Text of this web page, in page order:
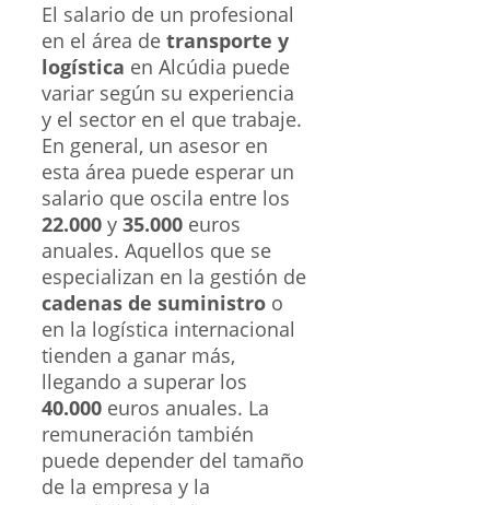
El salario de un profesional
en el área de transporte y
logística en Alcúdia puede
variar según su experiencia
y el sector en el que trabaje.
En general, un asesor en
esta área puede esperar un
salario que oscila entre los
22.000 y 35.000 euros
anuales. Aquellos que se
especializan en la gestión de
cadenas de suministro o
en la logística internacional
tienden a ganar más,
llegando a superar los
40.000 euros anuales. La
remuneración también
puede depender del tamaño
de la empresa y la